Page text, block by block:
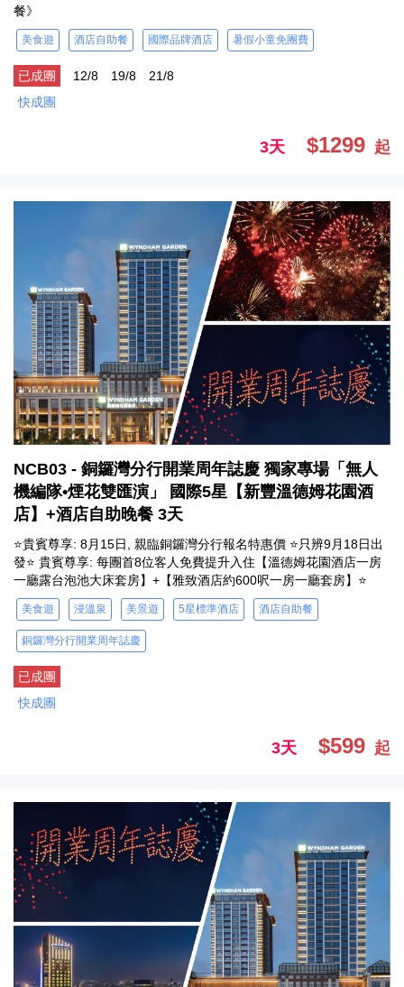
餐》
美食遊 酒店自助餐 國際品牌酒店 暑假小童免團費
已成團 12/8 19/8
21/8
快成團
3天 $1299 起
NCB03 - 銅鑼灣分行開業周年誌慶 獨家專場「無人
機編隊•煙花雙匯演」 國際5星【新豐溫德姆花園酒
店】+酒店自助晚餐 3天
⭐貴賓尊享: 8月15日, 親臨銅鑼灣分行報名特惠價 ⭐只辨9月18日出
發⭐ 貴賓尊享: 每團首8位客人免費提升入住【溫德姆花園酒店一房
一廳露台泡池大床套房】+【雅致酒店約600呎一房一廳套房】⭐
美食遊 浸溫泉 美景遊 5星標準酒店 酒店自助餐
銅鑼灣分行開業周年誌慶
已成團
快成團
3天 $599 起